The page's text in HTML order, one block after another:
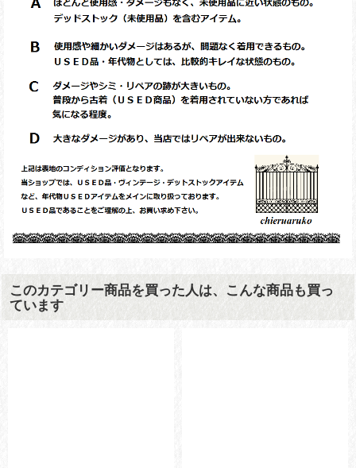
このカテゴリー商品を買った人は、こんな商品も買っ
ています